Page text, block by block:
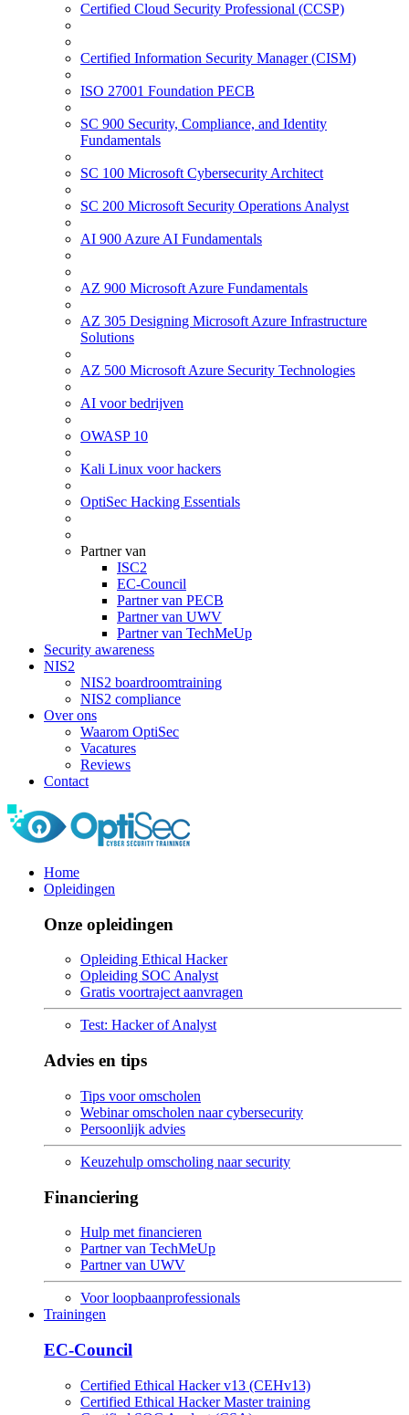
Certified Cloud Security Professional (CCSP)
Certified Information Security Manager (CISM)
ISO 27001 Foundation PECB
SC 900 Security, Compliance, and Identity
Fundamentals
SC 100 Microsoft Cybersecurity Architect
SC 200 Microsoft Security Operations Analyst
AI 900 Azure AI Fundamentals
AZ 900 Microsoft Azure Fundamentals
AZ 305 Designing Microsoft Azure Infrastructure
Solutions
AZ 500 Microsoft Azure Security Technologies
AI voor bedrijven
OWASP 10
Kali Linux voor hackers
OptiSec Hacking Essentials
Partner van
ISC2
EC-Council
Partner van PECB
Partner van UWV
Partner van TechMeUp
Security awareness
NIS2
NIS2 boardroomtraining
NIS2 compliance
Over ons
Waarom OptiSec
Vacatures
Reviews
Contact
Home
Opleidingen
Onze opleidingen
Opleiding Ethical Hacker
Opleiding SOC Analyst
Gratis voortraject aanvragen
Test: Hacker of Analyst
Advies en tips
Tips voor omscholen
Webinar omscholen naar cybersecurity
Persoonlijk advies
Keuzehulp omscholing naar security
Financiering
Hulp met financieren
Partner van TechMeUp
Partner van UWV
Voor loopbaanprofessionals
Trainingen
EC-Council
Certified Ethical Hacker v13 (CEHv13)
Certified Ethical Hacker Master training